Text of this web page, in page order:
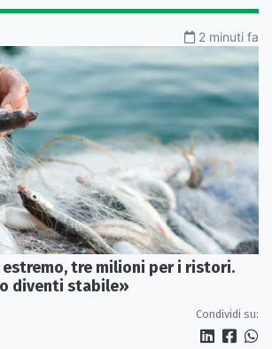
2 minuti fa
estremo, tre milioni per i ristori.
diventi stabile»
Condividi su: